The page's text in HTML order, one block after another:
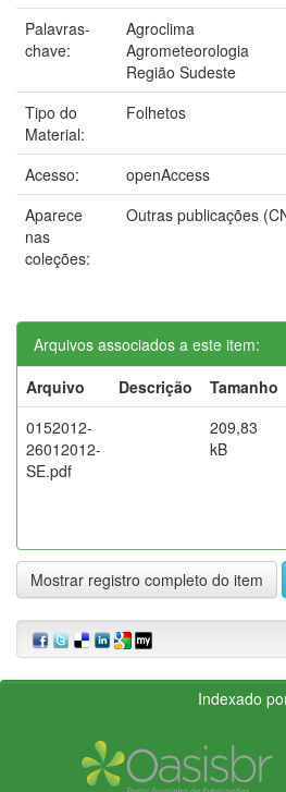
Palavras-
chave:
Agroclima
Agrometeorologia
Região Sudeste
Tipo do
Material:
Folhetos
Acesso:
openAccess
Aparece
nas
coleções:
Outras publicações
Arquivos associados a este item:
Arquivo
Descrição Tamanho
0152012-
26012012-
SE.pdf
209,83
kB
Mostrar registro completo do item
Indexado